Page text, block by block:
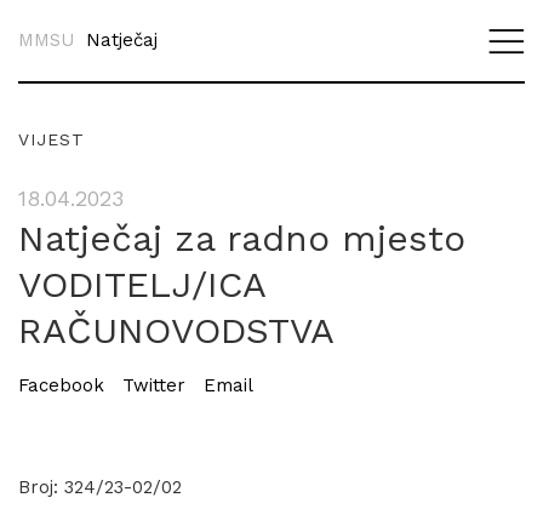
MMSU Natječaj
VIJEST
18.04.2023
Natječaj za radno mjesto
VODITELJ/ICA
RAČUNOVODSTVA
Facebook Twitter Email
Broj: 324/23-02/02